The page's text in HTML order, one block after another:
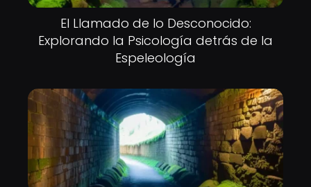
El Llamado de lo Desconocido:
Explorando la Psicología detrás de la
Espeleología